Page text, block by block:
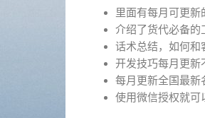
里面有每月可更
介绍了货代必备的
话术总结，如何和
开发技巧每月更新
每月更新全国最新
使用微信授权就可